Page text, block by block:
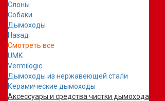
Слоны
Собаки
Дымоходы
Назад
Смотреть все
UMK
Vermilogic
Дымоходы из нержавеющей стали
Керамические дымоходы
Аксессуары и средства чистки дымохода